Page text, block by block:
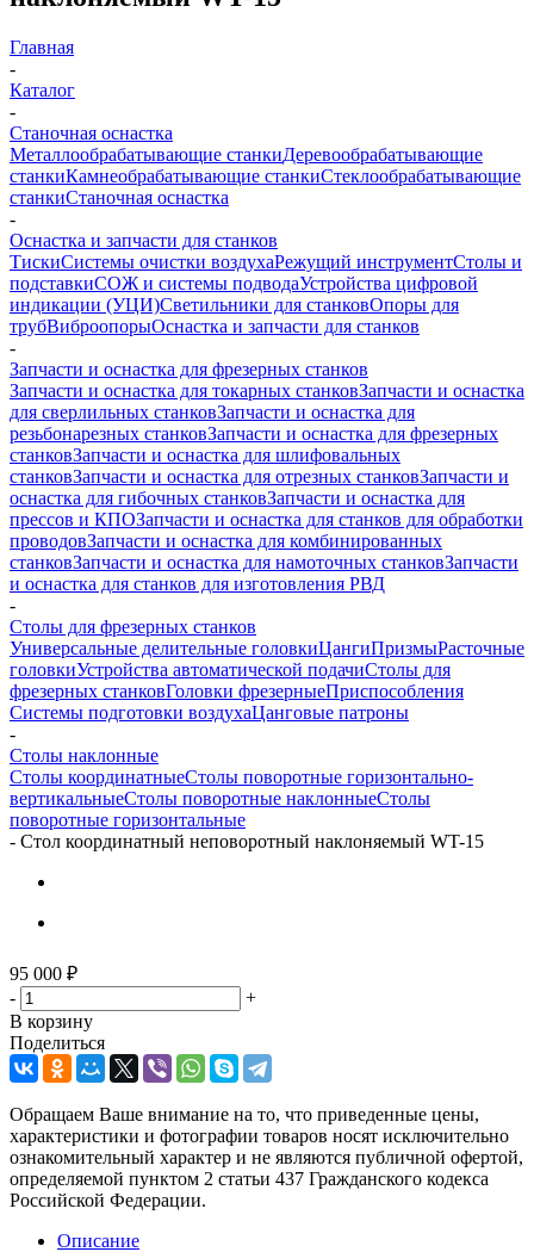
Главная
-
Каталог
-
Станочная оснастка
Металлообрабатывающие станкиДеревообрабатывающие
станкиКамнеобрабатывающие станкиСтеклообрабатывающие
станкиСтаночная оснастка
-
Оснастка и запчасти для станков
ТискиСистемы очистки воздухаРежущий инструментСтолы и
подставкиСОЖ и системы подводаУстройства цифровой
индикации (УЦИ)Светильники для станковОпоры для
трубВиброопорыОснастка и запчасти для станков
-
Запчасти и оснастка для фрезерных станков
Запчасти и оснастка для токарных станковЗапчасти и оснастка
для сверлильных станковЗапчасти и оснастка для
резьбонарезных станковЗапчасти и оснастка для фрезерных
станковЗапчасти и оснастка для шлифовальных
станковЗапчасти и оснастка для отрезных станковЗапчасти и
оснастка для гибочных станковЗапчасти и оснастка для
прессов и КПОЗапчасти и оснастка для станков для обработки
проводовЗапчасти и оснастка для комбинированных
станковЗапчасти и оснастка для намоточных станковЗапчасти
и оснастка для станков для изготовления РВД
-
Столы для фрезерных станков
Универсальные делительные головкиЦангиПризмыРасточные
головкиУстройства автоматической подачиСтолы для
фрезерных станковГоловки фрезерныеПриспособления
Системы подготовки воздухаЦанговые патроны
-
Столы наклонные
Столы координатныеСтолы поворотные горизонтально-
вертикальныеСтолы поворотные наклонныеСтолы
поворотные горизонтальные
- Стол координатный неповоротный наклоняемый WT-15
95 000 ₽
-
+
В корзину
Поделиться
Обращаем Ваше внимание на то, что приведенные цены,
характеристики и фотографии товаров носят исключительно
ознакомительный характер и не являются публичной офертой,
определяемой пунктом 2 статьи 437 Гражданского кодекса
Российской Федерации.
Описание